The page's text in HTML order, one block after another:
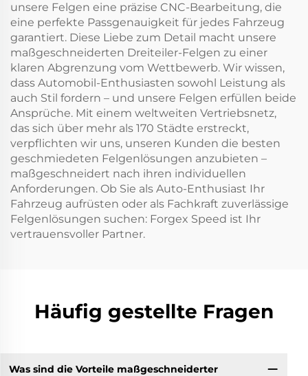
unsere Felgen eine präzise CNC-Bearbeitung, die
eine perfekte Passgenauigkeit für jedes Fahrzeug
garantiert. Diese Liebe zum Detail macht unsere
maßgeschneiderten Dreiteiler-Felgen zu einer
klaren Abgrenzung vom Wettbewerb. Wir wissen,
dass Automobil-Enthusiasten sowohl Leistung als
auch Stil fordern – und unsere Felgen erfüllen beide
Ansprüche. Mit einem weltweiten Vertriebsnetz,
das sich über mehr als 170 Städte erstreckt,
verpflichten wir uns, unseren Kunden die besten
geschmiedeten Felgenlösungen anzubieten –
maßgeschneidert nach ihren individuellen
Anforderungen. Ob Sie als Auto-Enthusiast Ihr
Fahrzeug aufrüsten oder als Fachkraft zuverlässige
Felgenlösungen suchen: Forgex Speed ist Ihr
vertrauensvoller Partner.
Häufig gestellte Fragen
Was sind die Vorteile maßgeschneiderter